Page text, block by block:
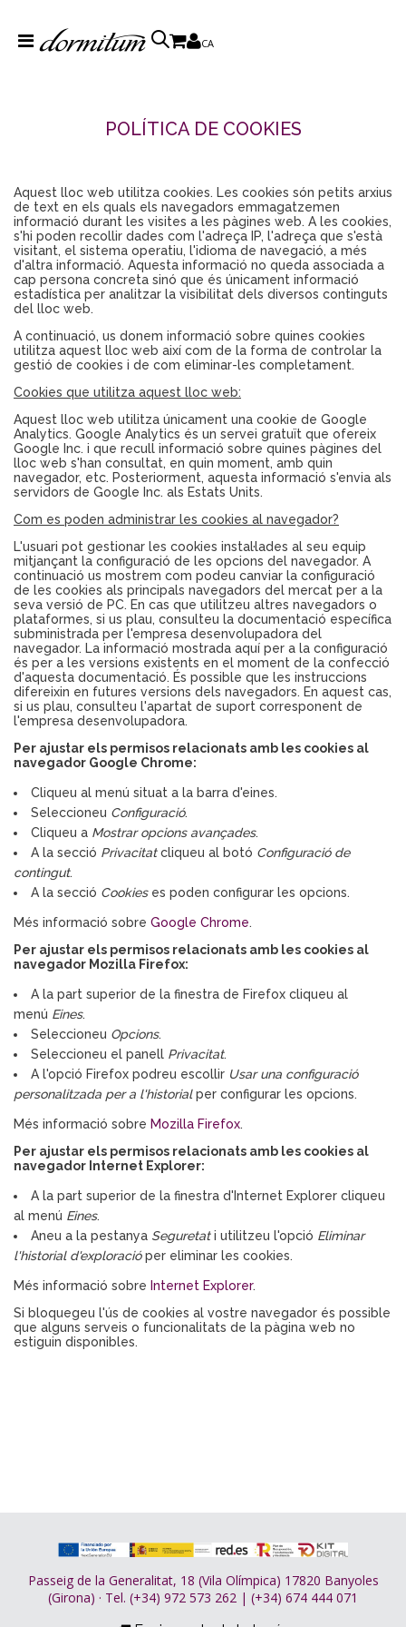
CA
POLÍTICA DE COOKIES
Aquest lloc web utilitza cookies. Les cookies són petits arxius
de text en els quals els navegadors emmagatzemen
informació durant les visites a les pàgines web. A les cookies,
s'hi poden recollir dades com l'adreça IP, l'adreça que s'està
visitant, el sistema operatiu, l'idioma de navegació, a més
d'altra informació. Aquesta informació no queda associada a
cap persona concreta sinó que és únicament informació
estadística per analitzar la visibilitat dels diversos continguts
del lloc web.
A continuació, us donem informació sobre quines cookies
utilitza aquest lloc web així com de la forma de controlar la
gestió de cookies i de com eliminar-les completament.
Cookies que utilitza aquest lloc web:
Aquest lloc web utilitza únicament una cookie de Google
Analytics. Google Analytics és un servei gratuït que ofereix
Google Inc. i que recull informació sobre quines pàgines del
lloc web s'han consultat, en quin moment, amb quin
navegador, etc. Posteriorment, aquesta informació s'envia als
servidors de Google Inc. als Estats Units.
Com es poden administrar les cookies al navegador?
L'usuari pot gestionar les cookies instal·lades al seu equip
mitjançant la configuració de les opcions del navegador. A
continuació us mostrem com podeu canviar la configuració
de les cookies als principals navegadors del mercat per a la
seva versió de PC. En cas que utilitzeu altres navegadors o
plataformes, si us plau, consulteu la documentació específica
subministrada per l'empresa desenvolupadora del
navegador. La informació mostrada aquí per a la configuració
és per a les versions existents en el moment de la confecció
d'aquesta documentació. És possible que les instruccions
difereixin en futures versions dels navegadors. En aquest cas,
si us plau, consulteu l'apartat de suport corresponent de
l'empresa desenvolupadora.
Per ajustar els permisos relacionats amb les cookies al
navegador Google Chrome:
Cliqueu al menú situat a la barra d'eines.
Seleccioneu Configuració.
Cliqueu a Mostrar opcions avançades.
A la secció Privacitatcliqueu al botó Configuració de
contingut.
A la secció Cookieses poden configurar les opcions.
Més informació sobre Google Chrome.
Per ajustar els permisos relacionats amb les cookies al
navegador Mozilla Firefox:
A la part superior de la finestra de Firefox cliqueu al
menú Eines.
Seleccioneu Opcions.
Seleccioneu el panell Privacitat.
A l'opció Firefox podreu escollir Usar una configuració
personalitzada per a l'historialper configurar les opcions.
Més informació sobre Mozilla Firefox.
Per ajustar els permisos relacionats amb les cookies al
navegador Internet Explorer:
A la part superior de la finestra d'Internet Explorer cliqueu
al menú Eines.
Aneu a la pestanya Seguretati utilitzeu l'opció Eliminar
l'historial d'exploracióper eliminar les cookies.
Més informació sobre Internet Explorer.
Si bloquegeu l'ús de cookies al vostre navegador és possible
que alguns serveis o funcionalitats de la pàgina web no
estiguin disponibles.
Passeig de la Generalitat, 18 (Vila Olímpica) 17820 Banyoles
(Girona) · Tel. (+34) 972 573 262 | (+34) 674 444 071